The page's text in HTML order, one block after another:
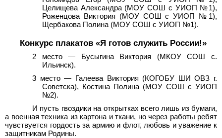
Целищева Александра (МОУ СОШ с УИОП №1),
Роженцова Виктория (МОУ СОШ с УИОП №1),
Щербакова Полина (МОУ СОШ с УИОП №1).
Конкурс плакатов «Я готов служить России!»
2 место — Бусыгина Виктория (МКОУ СОШ с.
Ильинск).
3 место— Галеева Виктория (КОГОБУ ШИ ОВЗ г.
Советска), Костина Полина (МОУ СОШ с УИОП
№2).
И пусть гвоздики на открытках всего лишь из бумаги,
а военная техника из картона и ткани, но через работы ребят
чувствуется гордость за армию и флот, любовь и уважение к
защитникам Родины.